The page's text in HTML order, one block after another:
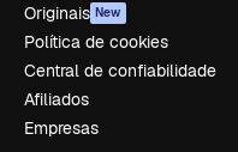
Originais New
Política de cookies
Central de confiabilidade
Afiliados
Empresas